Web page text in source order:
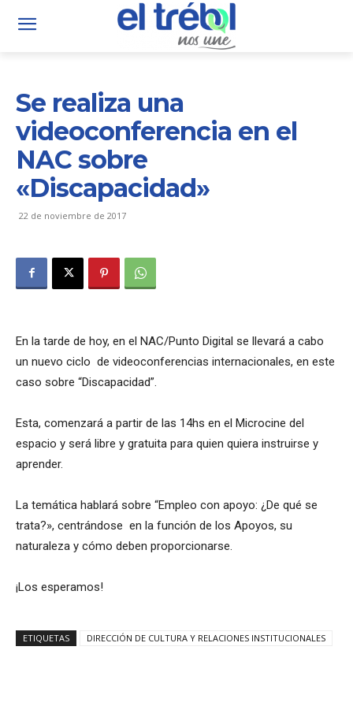
Se realiza una
videoconferencia en el
NAC sobre
«Discapacidad»
22 de noviembre de 2017
En la tarde de hoy, en el NAC/Punto Digital se llevará a cabo
un nuevo ciclo de videoconferencias internacionales, en este
caso sobre “Discapacidad”.
Esta, comenzará a partir de las 14hs en el Microcine del
espacio y será libre y gratuita para quien quiera instruirse y
aprender.
La temática hablará sobre “Empleo con apoyo: ¿De qué se
trata?», centrándose en la función de los Apoyos, su
naturaleza y cómo deben proporcionarse.
¡Los esperamos!
ETIQUETAS DIRECCIÓN DE CULTURA Y RELACIONES INSTITUCIONALES